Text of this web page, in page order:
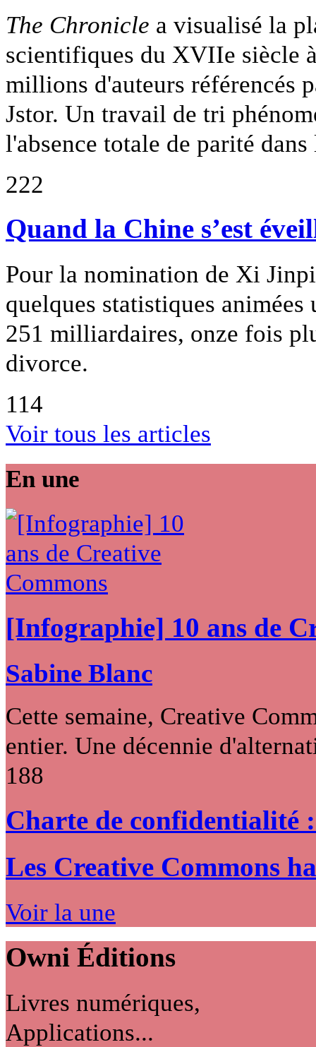
The Chronicle a visualisé la
scientifiques du XVIIe siècle
millions d'auteurs référencés
Jstor. Un travail de tri
l'absence totale de parité
222
Quand la Chine s’est
Pour la nomination de Xi
quelques statistiques
251 milliardaires, onze fois
divorce.
114
Voir tous les articles
En une
[Infographie] 10 ans de
Sabine Blanc
Cette semaine, Creative
entier. Une décennie
188
Charte de confidentialité
Les Creative Commons
Voir la une
Owni Éditions
Livres numériques,
Applications...